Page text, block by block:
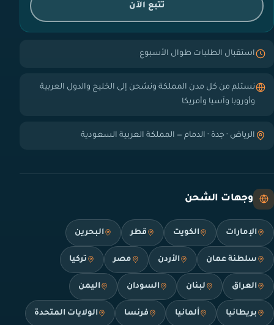
تتبع الآن
استقبال الطلبات طوال الأسبوع
نستلم من كل مدن المملكة ونشحن إلى الخليج والدول العربية
وأوروبا وآسيا وأمريكا
الرياض · جدة · الدمام — المملكة العربية السعودية
وجهات الشحن
الإمارات الكويت قطر البحرين
سلطنة عمان الأردن مصر تركيا
العراق لبنان السودان اليمن
بريطانيا ألمانيا فرنسا الولايات المتحدة